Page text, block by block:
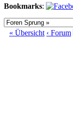
Bookmarks:
« Übersicht ‹ Forum